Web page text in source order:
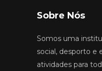
Sobre Nós
Somos uma
social, desporto e
atividades para